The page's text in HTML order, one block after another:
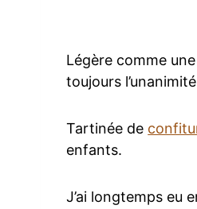
Légère comme
toujours
Tartinée de
enfants.
J’ai longtemps eu